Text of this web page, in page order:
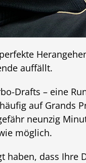
auffällt.
Drafts – eine
auf Grands
neunzig
möglich.
haben, dass